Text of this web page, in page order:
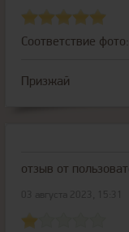
Соответствие фото:
Призжай
отзыв от